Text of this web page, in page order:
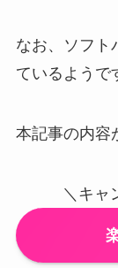
なお、ソフト
ているようで
本記事の内容
＼キャ